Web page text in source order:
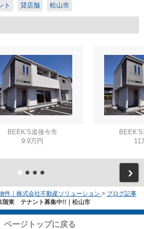
ト 貸店舗 松山市
BEEK’S道後今市
9.9万円
11
件｜株式会社不動産ソリューション > ブログ記事
階東 テナント募集中!!｜松山市
ページトップに戻る